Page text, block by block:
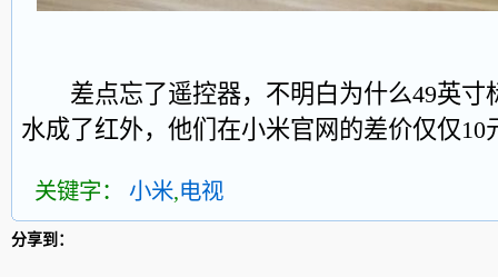
差点忘了遥控器，不明白为什么49英寸
水成了红外，他们在小米官网的差价仅仅10
关键字： 小米,电视
分享到：